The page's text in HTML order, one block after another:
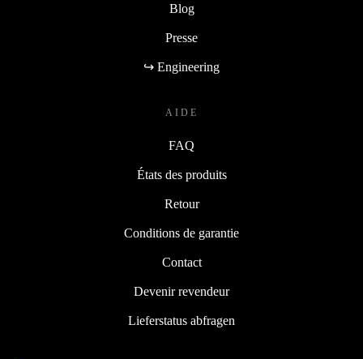
Blog
Presse
↪ Engineering
AIDE
FAQ
États des produits
Retour
Conditions de garantie
Contact
Devenir revendeur
Lieferstatus abfragen